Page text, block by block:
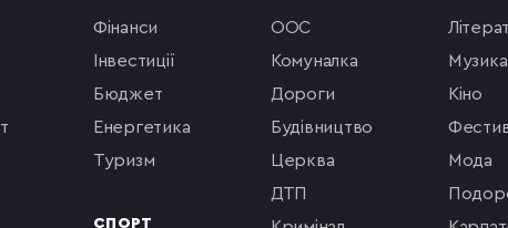
фінанси
інвестиції
бюджет
енергетика
туризм
СПОРТ
ООС
комуналка
Дороги
будівництво
церква
ДТП
музика
кіно
мода